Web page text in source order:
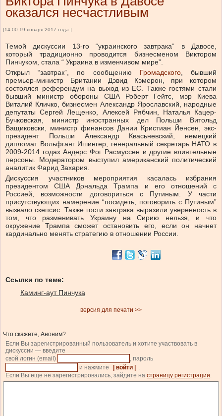
оказался несчастливым
[14:00 19 января 2017 года ]
Темой дискуссии 13-го “украинского завтрака” в Давосе,
который традиционно проводится бизнесменом Виктором
Пинчуком, стала “ Украина в изменчивом мире”.
Открыл “завтрак”, по сообщению Громадского, бывший
премьер-министр Британии Дэвид Кэмерон, при котором
состоялся референдум на выход из ЕС. Также гостями стали
бывший министр обороны США Роберт Гейтс, мэр Киева
Виталий Кличко, бизнесмен Александр Ярославский, народные
депутаты Сергей Лещенко, Алексей Рябчин, Наталья Кацер-
Бучковская, министр иностранных дел Польши Витольд
Ващиковски, министр финансов Дании Кристиан Йенсен, экс-
президент Польши Александр Квасьневский, немецкий
дипломат Вольфганг Ишингер, генеральный секретарь НАТО в
2009-2014 годах Андерс Фог Расмуссен и другие влиятельные
персоны. Модератором выступил американский политический
аналитик Фарид Захария.
Дискуссия участников мероприятия касалась избрания
президентом США Дональда Трампа и его отношений с
Россией, возможности договориться с Путиным. У части
присутствующих намерение “посидеть, поговорить с Путиным”
вызвало скепсис. Также гости завтрака выразили уверенность в
том, что разменивать Украину на Сирию нельзя, и что
окружение Трампа сможет остановить его, если он начнет
кардинально менять стратегию в отношении России.
Ссылки по теме:
Каминг-аут Пинчука
версия для печати >>
Что скажете, Аноним?
Если Вы зарегистрированный пользователь и хотите участвовать в
дискуссии — введите
свой логин (email)
, пароль
и нажмите
| войти |
.
Если Вы еще не зарегистрировались, зайдите на страницу регистрации.